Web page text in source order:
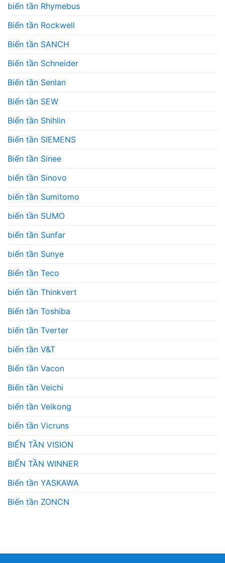
biến tần Rhymebus
Biến tần Rockwell
Biến tần SANCH
Biến tần Schneider
Biến tần Senlan
Biến tần SEW
Biến tần Shihlin
Biến tần SIEMENS
Biến tần Sinee
biến tần Sinovo
biến tần Sumitomo
biến tần SUMO
biến tần Sunfar
biến tần Sunye
Biến tần Teco
biến tần Thinkvert
Biến tần Toshiba
biến tần Tverter
biến tần V&T
Biến tần Vacon
Biến tần Veichi
biến tần Veikong
biến tần Vicruns
BIẾN TẦN VISION
BIẾN TẦN WINNER
Biến tần YASKAWA
Biến tần ZONCN